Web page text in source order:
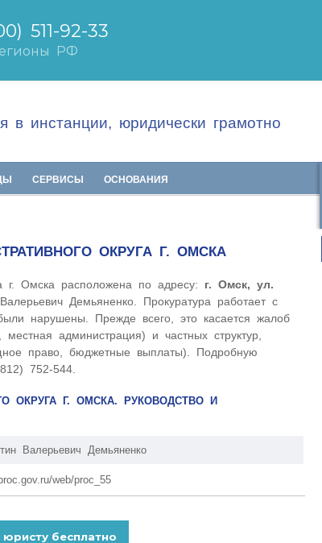
в инстанции, юридически грамотно
СЕРВИСЫ ОСНОВАНИЯ
ОКРУГА Г. ОМСКА
г. Омска расположена по адресу: г. Омск, ул.
Демьяненко. Прокуратура работает с
нарушены. Прежде всего, это касается жалоб
администрация) и частных структур,
право, бюджетные выплаты). Подробную
752-544.
ОКРУГА Г. ОМСКА. РУКОВОДСТВО И
Валерьевич Демьяненко
web/proc_55